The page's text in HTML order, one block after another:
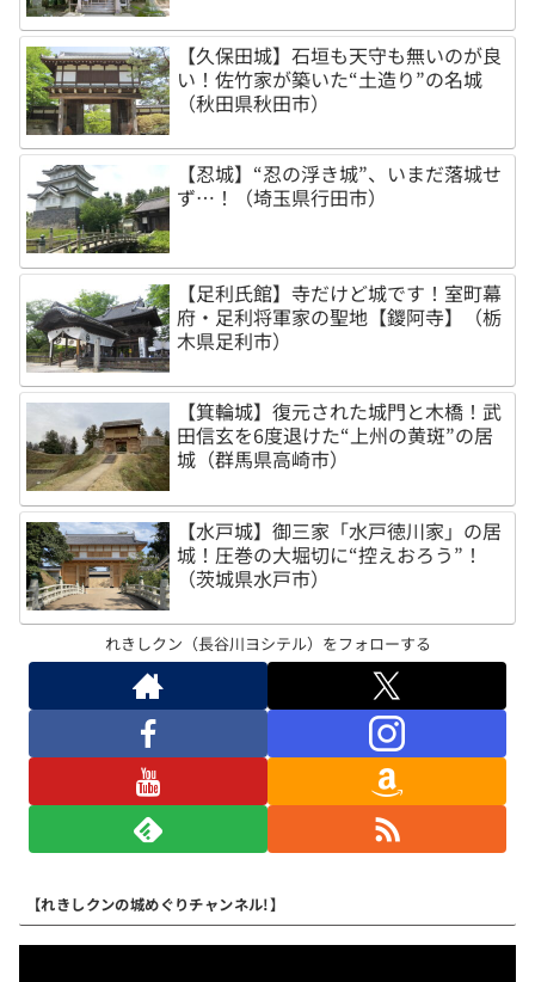
【久保田城】石垣も天守も無いのが良
い！佐竹家が築いた“土造り”の名城
（秋田県秋田市）
【忍城】“忍の浮き城”、いまだ落城せ
ず…！（埼玉県行田市）
【足利氏館】寺だけど城です！室町幕
府・足利将軍家の聖地【鑁阿寺】（栃
木県足利市）
【箕輪城】復元された城門と木橋！武
田信玄を6度退けた“上州の黄斑”の居
城（群馬県高崎市）
【水戸城】御三家「水戸徳川家」の居
城！圧巻の大堀切に“控えおろう”！
（茨城県水戸市）
れきしクン（長谷川ヨシテル）をフォローする
【れきしクンの城めぐりチャンネル!】